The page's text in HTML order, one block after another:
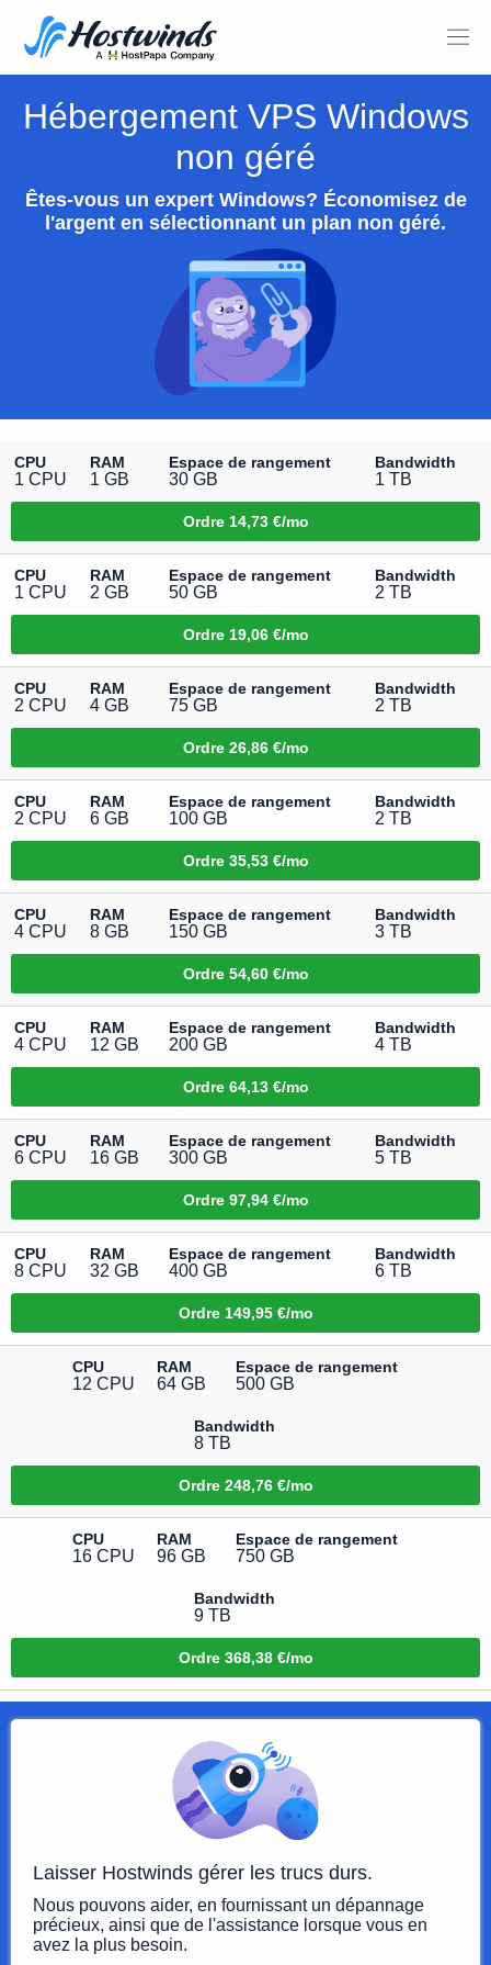
Hébergement VPS Windows
non géré
Êtes-vous un expert Windows? Économisez de
l'argent en sélectionnant un plan non géré.
CPU
1 CPU
RAM
1 GB
Espace de rangement
30 GB
Bandwidth
1 TB
Ordre 14,73 €/mo
CPU
1 CPU
RAM
2 GB
Espace de rangement
50 GB
Bandwidth
2 TB
Ordre 19,06 €/mo
CPU
2 CPU
RAM
4 GB
Espace de rangement
75 GB
Bandwidth
2 TB
Ordre 26,86 €/mo
CPU
2 CPU
RAM
6 GB
Espace de rangement
100 GB
Bandwidth
2 TB
Ordre 35,53 €/mo
CPU
4 CPU
RAM
8 GB
Espace de rangement
150 GB
Bandwidth
3 TB
Ordre 54,60 €/mo
CPU
4 CPU
RAM
12 GB
Espace de rangement
200 GB
Bandwidth
4 TB
Ordre 64,13 €/mo
CPU
6 CPU
RAM
16 GB
Espace de rangement
300 GB
Bandwidth
5 TB
Ordre 97,94 €/mo
CPU
8 CPU
RAM
32 GB
Espace de rangement
400 GB
Bandwidth
6 TB
Ordre 149,95 €/mo
CPU
12 CPU
RAM
64 GB
Espace de rangement
500 GB
Bandwidth
8 TB
Ordre 248,76 €/mo
CPU
16 CPU
RAM
96 GB
Espace de rangement
750 GB
Bandwidth
9 TB
Ordre 368,38 €/mo
Laisser Hostwinds gérer les trucs durs.
Nous pouvons aider, en fournissant un dépannage
précieux, ainsi que de l'assistance lorsque vous en
avez la plus besoin.